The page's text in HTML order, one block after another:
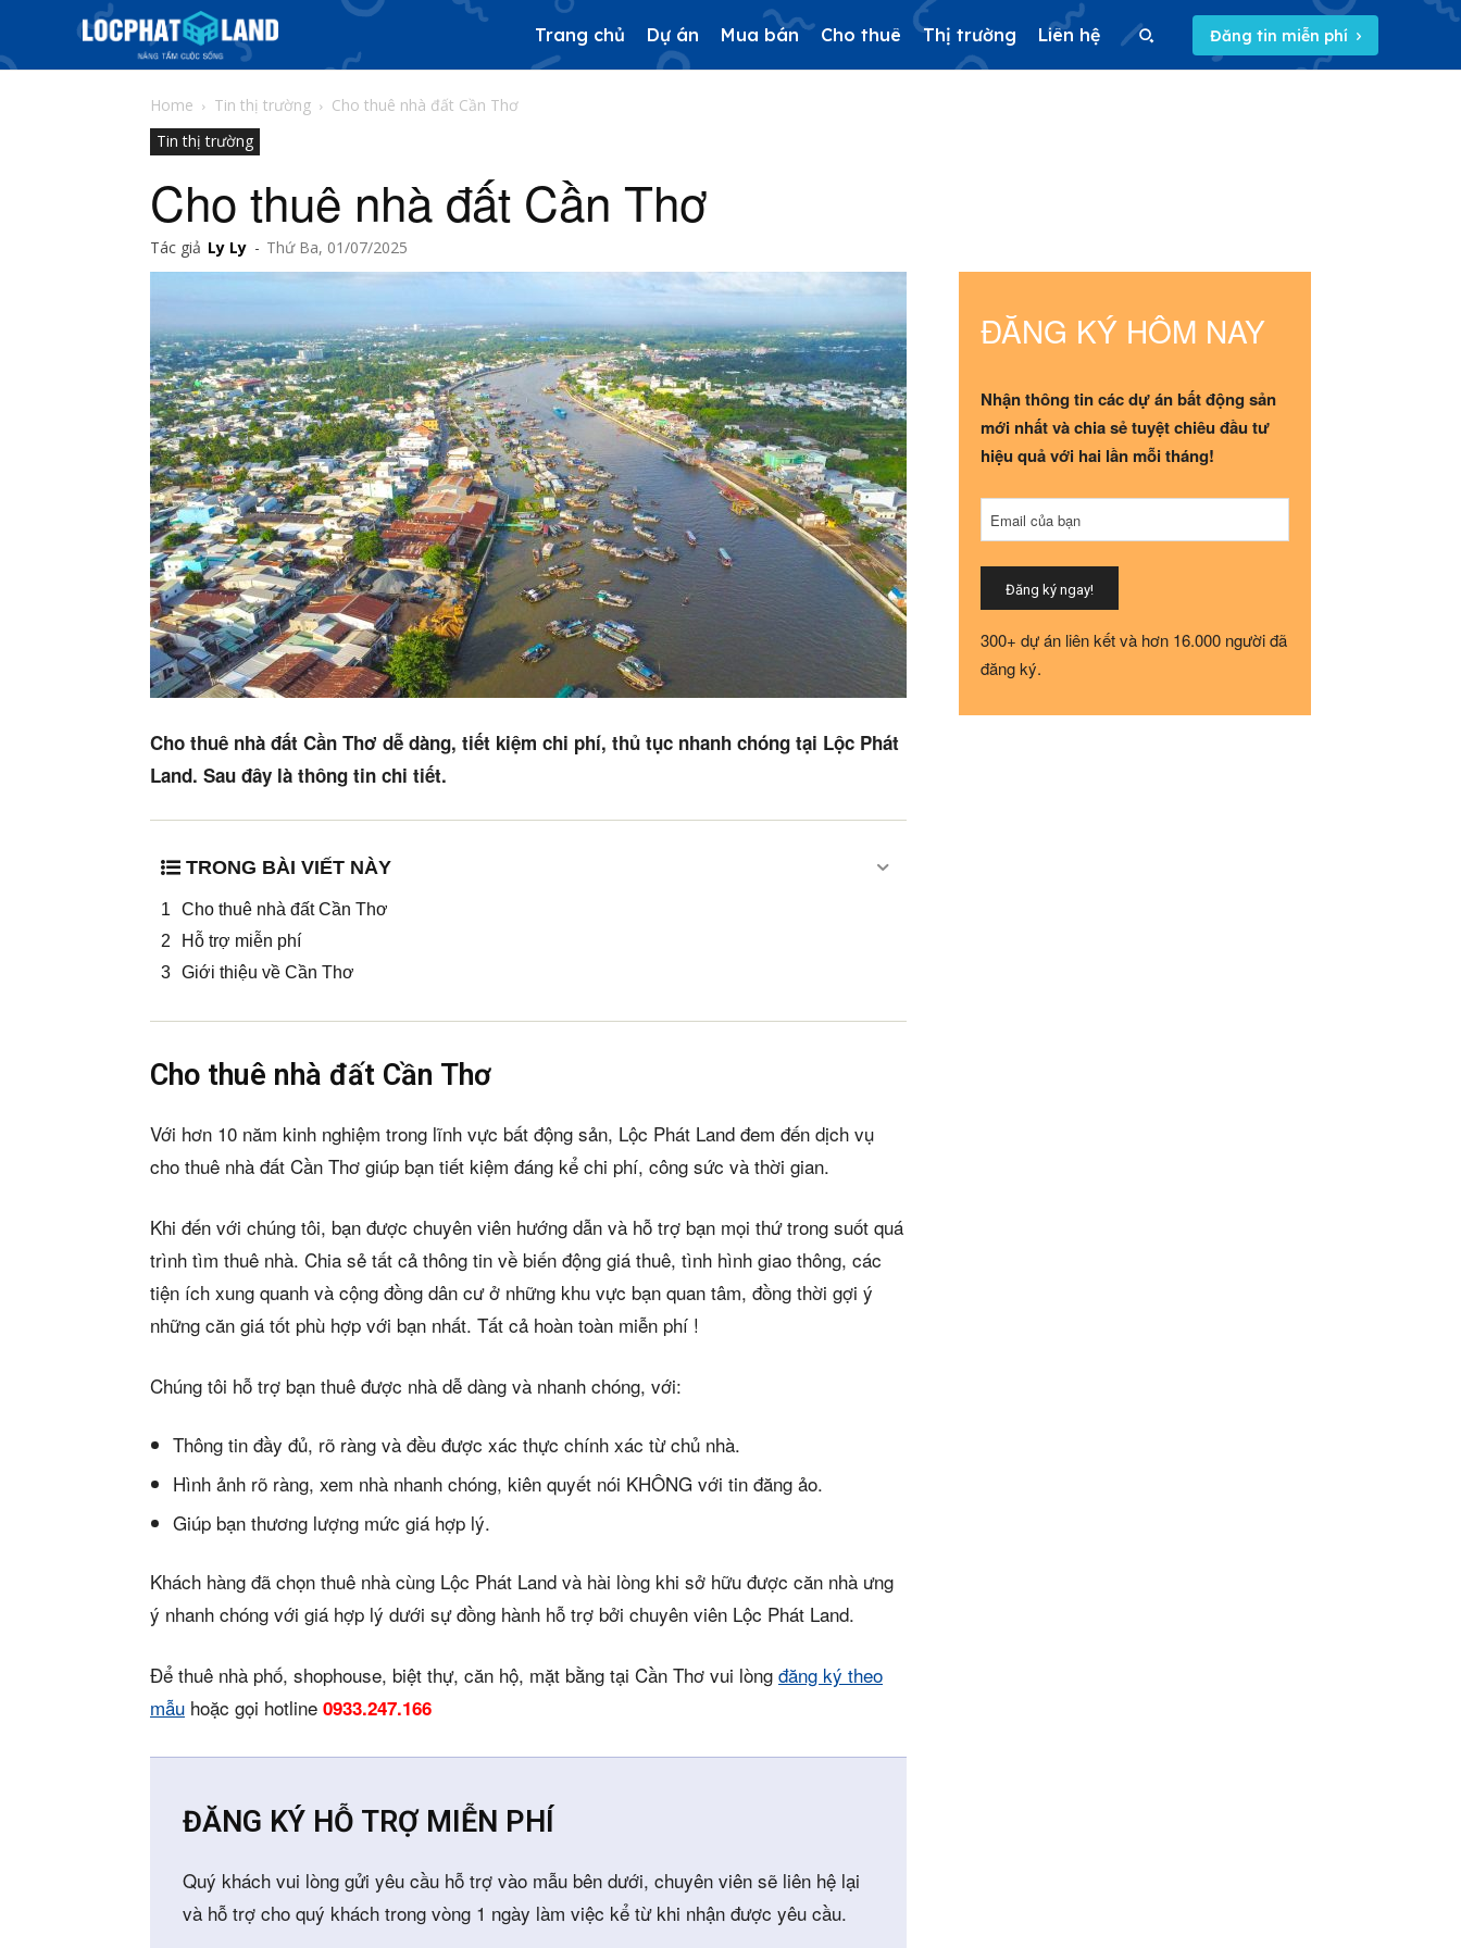
Trang chủ Dự án Mua bán Cho thuê Thị trường Liên hệ Đăng tin miễn phí
Home Tin thị trường
Cho thuê nhà đất Cần Thơ
Tin thị trường
Cho thuê nhà đất Cần Thơ
Tác giả Ly Ly - Thứ Ba, 01/07/2025
Cho thuê nhà đất Cần Thơ dễ dàng, tiết kiệm chi phí, thủ tục nhanh chóng tại Lộc Phát
Land. Sau đây là thông tin chi tiết.
TRONG BÀI VIẾT NÀY
Cho thuê nhà đất Cần Thơ
Hỗ trợ miễn phí
Giới thiệu về Cần Thơ
Cho thuê nhà đất Cần Thơ
Với hơn 10 năm kinh nghiệm trong lĩnh vực bất động sản, Lộc Phát Land đem đến dịch vụ
cho thuê nhà đất Cần Thơ giúp bạn tiết kiệm đáng kể chi phí, công sức và thời gian.
Khi đến với chúng tôi, bạn được chuyên viên hướng dẫn và hỗ trợ bạn mọi thứ trong suốt quá
trình tìm thuê nhà. Chia sẻ tất cả thông tin về biến động giá thuê, tình hình giao thông, các
tiện ích xung quanh và cộng đồng dân cư ở những khu vực bạn quan tâm, đồng thời gợi ý
những căn giá tốt phù hợp với bạn nhất. Tất cả hoàn toàn miễn phí !
Chúng tôi hỗ trợ bạn thuê được nhà dễ dàng và nhanh chóng, với:
Thông tin đầy đủ, rõ ràng và đều được xác thực chính xác từ chủ nhà.
Hình ảnh rõ ràng, xem nhà nhanh chóng, kiên quyết nói KHÔNG với tin đăng ảo.
Giúp bạn thương lượng mức giá hợp lý.
Khách hàng đã chọn thuê nhà cùng Lộc Phát Land và hài lòng khi sở hữu được căn nhà ưng
ý nhanh chóng với giá hợp lý dưới sự đồng hành hỗ trợ bởi chuyên viên Lộc Phát Land.
Để thuê nhà phố, shophouse, biệt thự, căn hộ, mặt bằng tại Cần Thơ vui lòng đăng ký theo
mẫu hoặc gọi hotline 0933.247.166
ĐĂNG KÝ HỖ TRỢ MIỄN PHÍ
Quý khách vui lòng gửi yêu cầu hỗ trợ vào mẫu bên dưới, chuyên viên sẽ liên hệ lại
và hỗ trợ cho quý khách trong vòng 1 ngày làm việc kể từ khi nhận được yêu cầu.
ĐĂNG KÝ HÔM NAY
Nhận thông tin các dự án bất động sản
mới nhất và chia sẻ tuyệt chiêu đầu tư
hiệu quả với hai lần mỗi tháng!
Email
Email của bạn
Đăng ký ngay!
300+ dự án liên kết và hơn 16.000 người đã
đăng ký.